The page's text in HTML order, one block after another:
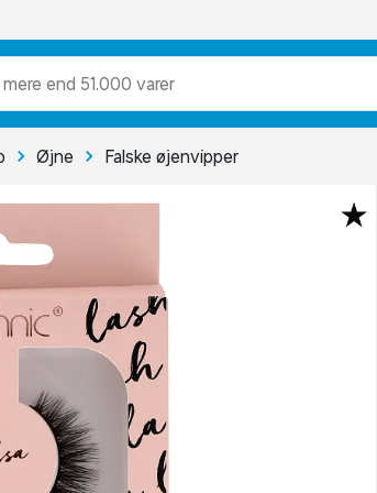
mere end 51.000 varer
Øjne Falske øjenvipper